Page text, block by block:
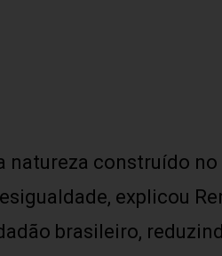
natureza construído
explicou
brasileiro,